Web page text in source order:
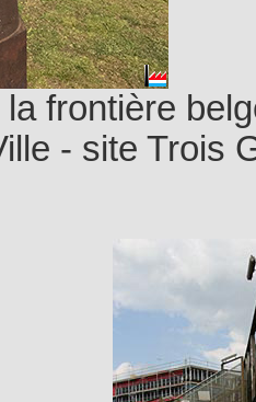
la frontière
- site Trois